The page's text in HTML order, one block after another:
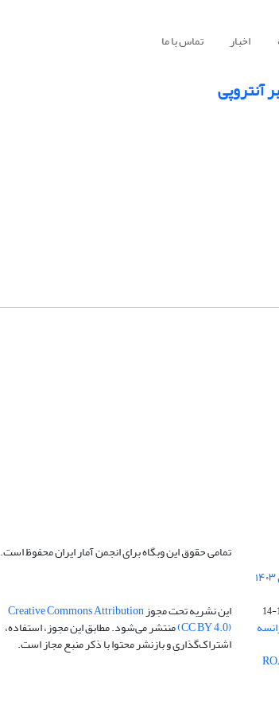
اخبار تماس با ما
آنتروپی
تمامی حقوق این وبگاه برای انجمن آمار ایران محفوظ است.
این نشریه تحت مجوزCreative Commons Attribution
(CC BY 4.0)منتشر می‌شود. مطابق این مجوز، استفاده،
اشتراک‌گذاری و بازنشر محتوا با ذکر منبع مجاز است.